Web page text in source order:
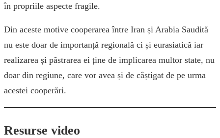
în propriile aspecte fragile.
Din aceste motive cooperarea între Iran și Arabia Saudită
nu este doar de importanță regională ci și eurasiatică iar
realizarea și păstrarea ei ține de implicarea multor state, nu
doar din regiune, care vor avea și de câștigat de pe urma
acestei cooperări.
Resurse video